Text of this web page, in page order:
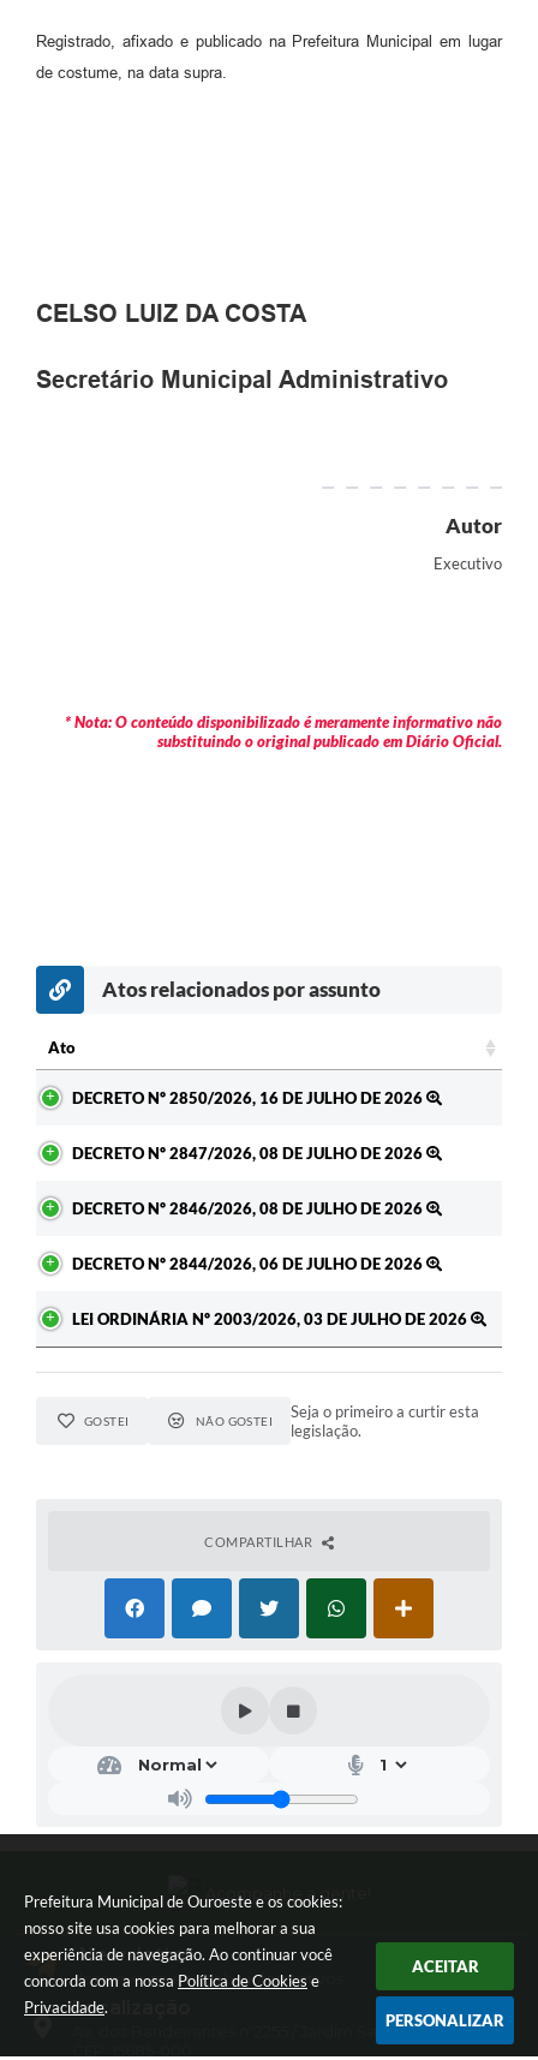
Prefeitura Municipal de Ouroeste e os cookies:
nosso site usa cookies para melhorar a sua
experiência de navegação. Ao continuar você
concorda com a nossa Política de Cookies e
Privacidade.
ACEITAR
PERSONALIZAR
Registrado, afixado e publicado na Prefeitura Municipal em lugar
de costume, na data supra.
CELSO LUIZ DA COSTA
Secretário Municipal Administrativo
Autor
Executivo
* Nota: O conteúdo disponibilizado é meramente informativo não
substituindo o original publicado em Diário Oficial.
Atos relacionados por assunto
Ato
DECRETO Nº 2850/2026, 16 DE JULHO DE 2026
DECRETO Nº 2847/2026, 08 DE JULHO DE 2026
DECRETO Nº 2846/2026, 08 DE JULHO DE 2026
DECRETO Nº 2844/2026, 06 DE JULHO DE 2026
LEI ORDINÁRIA Nº 2003/2026, 03 DE JULHO DE 2026
GOSTEI NÃO GOSTEI
Seja o primeiro a curtir esta
legislação.
COMPARTILHAR
Acompanhe a gente!
Localização
Av. dos Bandeirantes nº2255 / Jardim Sarinha II
Newsletter
Inscreva-se e receba informativos